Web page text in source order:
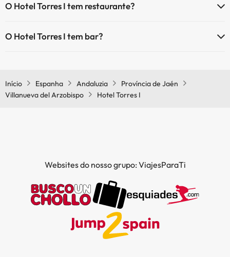
O Hotel Torres I tem restaurante?
O Hotel Torres I tem bar?
Início Espanha Andaluzia
Província de Jaén
Villanueva del Arzobispo
Hotel Torres I
Websites do nosso grupo: ViajesParaTi